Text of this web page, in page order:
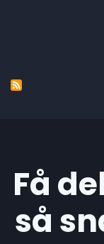
Få
så